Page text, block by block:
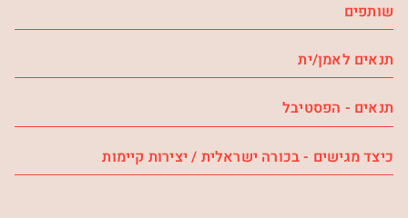
שותפים
תנאים לאמן/ית
תנאים - הפסטיבל
כיצד מגישים - בכורה ישראלית / יצירות קיימות